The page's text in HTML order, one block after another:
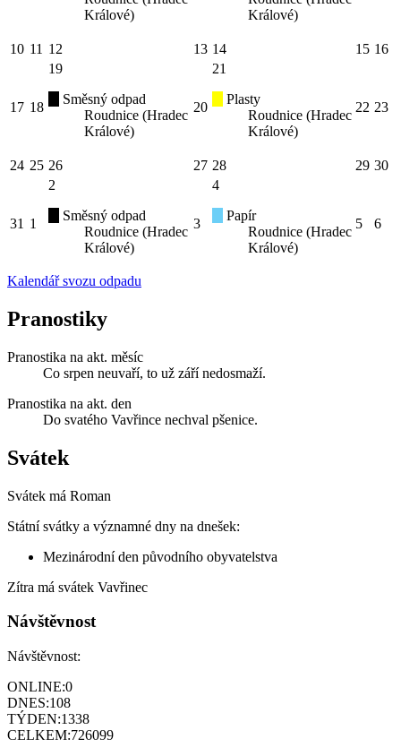
Králové)
Králové)
10 11 12 13 14 15 16
17 18
19
Směsný odpad
Roudnice (Hradec
Králové)
20
21
Plasty
Roudnice (Hradec
Králové)
22 23
24 25 26 27 28 29 30
31 1
2
Směsný odpad
Roudnice (Hradec
Králové)
3
4
Papír
Roudnice (Hradec
Králové)
5 6
Kalendář svozu odpadu
Pranostiky
Pranostika na akt. měsíc
Co srpen neuvaří, to už září nedosmaží.
Pranostika na akt. den
Do svatého Vavřince nechval pšenice.
Svátek
Svátek má Roman
Státní svátky a významné dny na dnešek:
Mezinárodní den původního obyvatelstva
Zítra má svátek Vavřinec
Návštěvnost
Návštěvnost:
ONLINE:0
DNES:108
TÝDEN:1338
CELKEM:726099